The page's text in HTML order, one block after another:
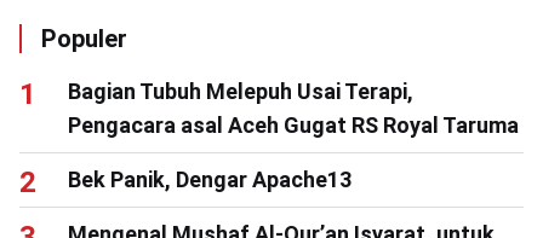
Populer
Bagian Tubuh Melepuh Usai Terapi,
Pengacara asal Aceh Gugat RS Royal Taruma
Bek Panik, Dengar Apache13